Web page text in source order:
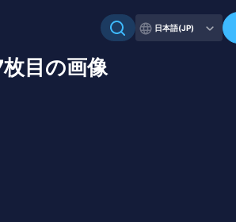
日本語(JP)
目の画像